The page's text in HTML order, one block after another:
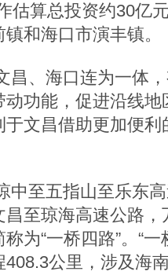
估算总投资约30亿
和海口市演丰镇。
昌、海口连为一体
功能，促进沿线
文昌借助更加便
中至五指山至乐东
至琼海高速公路
为“一桥四路”。“
公里，涉及海